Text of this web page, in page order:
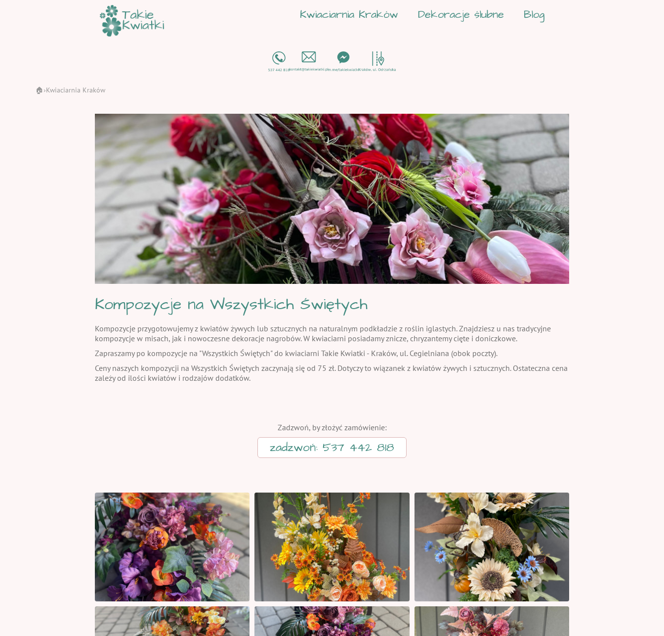
Kwiaciarnia Kraków Dekoracje ślubne Blog
🏠 ›Kwiaciarnia Kraków
Kompozycje na Wszystkich Świętych
Kompozycje przygotowujemy z kwiatów żywych lub sztucznych na naturalnym podkładzie z roślin iglastych. Znajdziesz u nas tradycyjne
kompozycje w misach, jak i nowoczesne dekoracje nagrobów. W kwiaciarni posiadamy znicze, chryzantemy cięte i doniczkowe.
Zapraszamy po kompozycje na "Wszystkich Świętych" do kwiaciarni Takie Kwiatki - Kraków, ul. Cegielniana (obok poczty).
Ceny naszych kompozycji na Wszystkich Świętych zaczynają się od 75 zł. Dotyczy to wiązanek z kwiatów żywych i sztucznych. Ostateczna cena
zależy od ilości kwiatów i rodzajów dodatków.
Zadzwoń, by złożyć zamówienie:
zadzwoń: 537 442 818